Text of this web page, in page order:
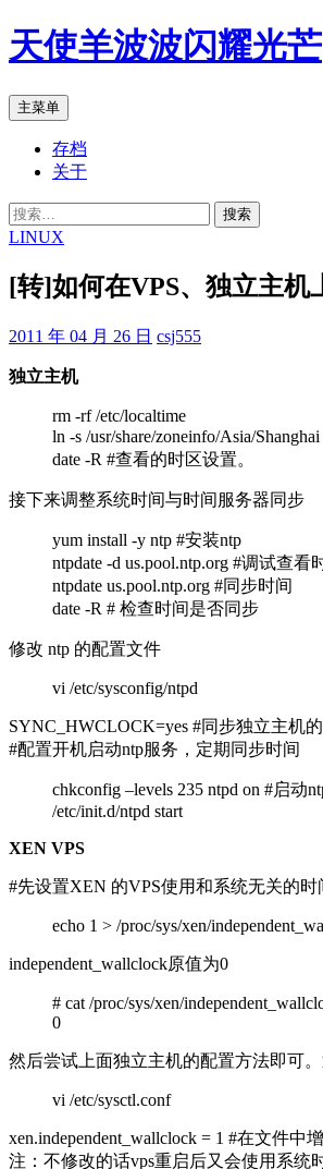
跳
至
文
天使羊波波闪耀光芒
搜
索
主菜单
存档
关于
搜
索：
LINUX
[转]如何在VPS、独立主机
2011 年 04 月 26 日 csj555
独立主机
rm -rf /etc/localtime
ln -s /usr/share/zoneinfo/Asia/
date -R #查看的时区设置。
接下来调整系统时间与时间服务器同步
yum install -y ntp #安装ntp
ntpdate -d us.pool.ntp.org #调试查看
ntpdate us.pool.ntp.org #同步时间
date -R # 检查时间是否同步
修改 ntp 的配置文件
vi /etc/sysconfig/ntpd
SYNC_HWCLOCK=yes #同步独立主机
#配置开机启动ntp服务，定期同步时间
chkconfig –levels 235 ntpd on #启动
/etc/init.d/ntpd start
XEN VPS
#先设置XEN 的VPS使用和系统无关的时
echo 1 > /proc/sys/xen/
independent_wallclock原值为0
# cat /proc/sys/xen/
0
然后尝试上面独立主机的配置方法即可
vi /etc/sysctl.conf
xen.independent_wallclock = 1 #在文件中
注：不修改的话vps重启后又会使用系统